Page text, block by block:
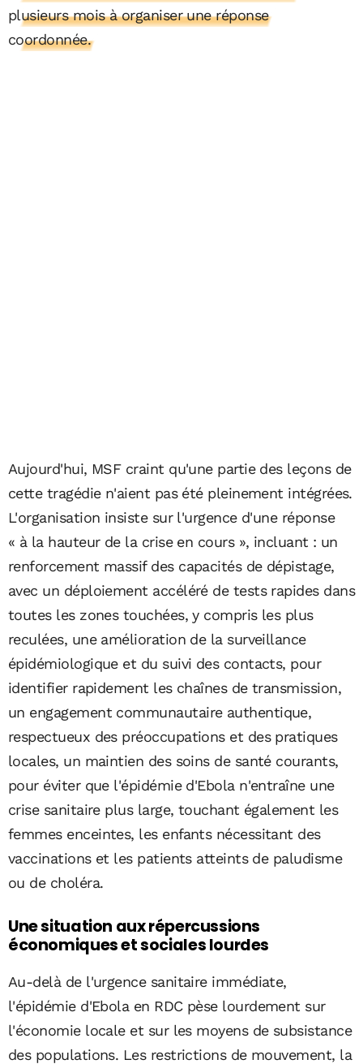
plusieurs mois à organiser une réponse
coordonnée.
Aujourd'hui, MSF craint qu'une partie des leçons de
cette tragédie n'aient pas été pleinement intégrées.
L'organisation insiste sur l'urgence d'une réponse
« à la hauteur de la crise en cours », incluant : un
renforcement massif des capacités de dépistage,
avec un déploiement accéléré de tests rapides dans
toutes les zones touchées, y compris les plus
reculées, une amélioration de la surveillance
épidémiologique et du suivi des contacts, pour
identifier rapidement les chaînes de transmission,
un engagement communautaire authentique,
respectueux des préoccupations et des pratiques
locales, un maintien des soins de santé courants,
pour éviter que l'épidémie d'Ebola n'entraîne une
crise sanitaire plus large, touchant également les
femmes enceintes, les enfants nécessitant des
vaccinations et les patients atteints de paludisme
ou de choléra.
Une situation aux répercussions
économiques et sociales lourdes
Au-delà de l'urgence sanitaire immédiate,
l'épidémie d'Ebola en RDC pèse lourdement sur
l'économie locale et sur les moyens de subsistance
des populations. Les restrictions de mouvement, la